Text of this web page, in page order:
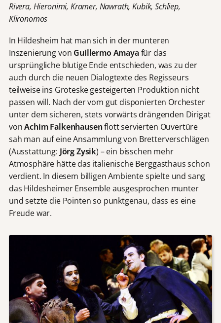
Rivera, Hieronimi, Kramer, Nawrath, Kubik, Schliep,
Klironomos
In Hildesheim hat man sich in der munteren
Inszenierung von Guillermo Amayafür das
ursprüngliche blutige Ende entschieden, was zu der
auch durch die neuen Dialogtexte des Regisseurs
teilweise ins Groteske gesteigerten Produktion nicht
passen will. Nach der vom gut disponierten Orchester
unter dem sicheren, stets vorwärts drängenden Dirigat
vonAchim Falkenhausenflottservierten Ouvertüre
sah man auf eine Ansammlung von Bretterverschlägen
(Ausstattung: Jörg Zysik) – ein bisschen mehr
Atmosphäre hätte das italienische Berggasthaus schon
verdient. In diesem billigen Ambiente spielte und sang
das Hildesheimer Ensemble ausgesprochen munter
und setzte die Pointen so punktgenau, dass es eine
Freude war.